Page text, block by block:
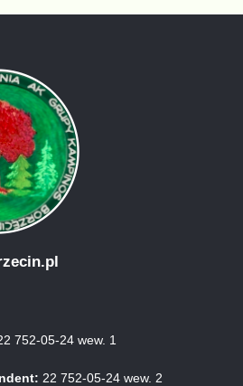
752-05-24 wew. 1
22 752-05-24 wew. 2